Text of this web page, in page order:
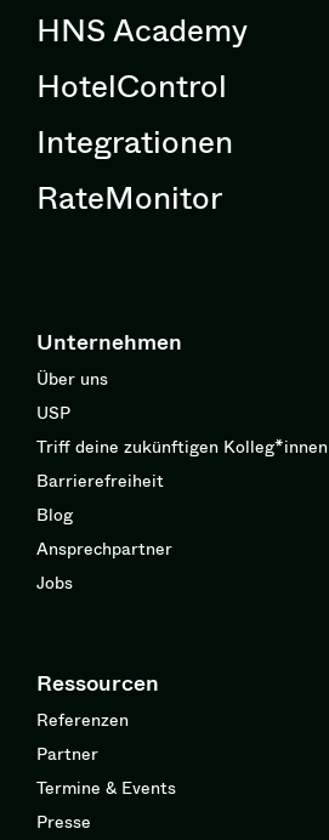
HNS Academy
HotelControl
Integrationen
RateMonitor
Unternehmen
Über uns
USP
Triff deine zukünftigen Kolleg*innen
Barrierefreiheit
Blog
Ansprechpartner
Jobs
Ressourcen
Referenzen
Partner
Termine & Events
Presse